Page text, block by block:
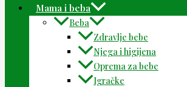
Mama i beba
Beba
Zdravlje bebe
Njega i higijena
Oprema za bebe
Igračke